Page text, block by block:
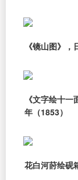
《镜山图》
《文字绘十
年（1853）
花白河莳绘砚